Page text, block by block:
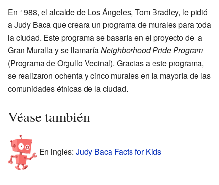
En 1988, el alcalde de Los Ángeles, Tom Bradley, le pidió
a Judy Baca que creara un programa de murales para toda
la ciudad. Este programa se basaría en el proyecto de la
Gran Muralla y se llamaríaNeighborhood Pride Program
(Programa de Orgullo Vecinal). Gracias a este programa,
se realizaron ochenta y cinco murales en la mayoría de las
comunidades étnicas de la ciudad.
Véase también
En inglés: Judy Baca Facts for Kids